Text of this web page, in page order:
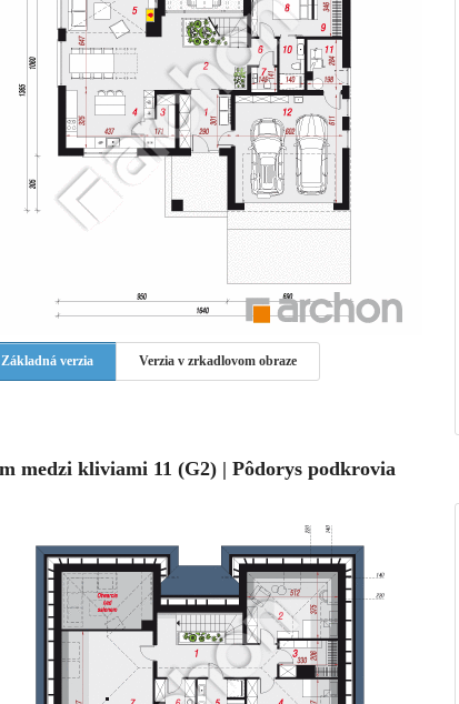
Základná verzia Verzia v zrkadlovom obraze
medzi kliviami 11 (G2) | Pôdorys podkrovia